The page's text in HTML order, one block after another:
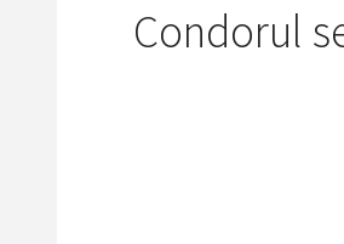
Condorul